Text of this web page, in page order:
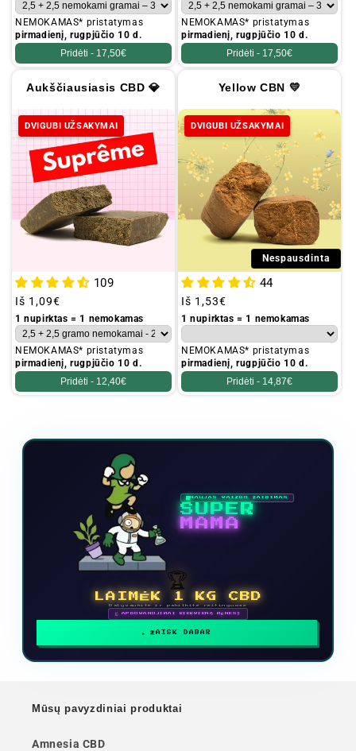
NEMOKAMAS* pristatymas
pirmadienį, rugpjūčio 10 d.
Pridėti - 17,50€
NEMOKAMAS* pristatymas
pirmadienį, rugpjūčio 10 d.
Pridėti - 17,50€
Aukščiausiasis CBD 💎
DVIGUBI UŽSAKYMAI
109
Įprastinė
kaina
Iš 1,09€
1 nupirktas = 1 nemokamas
NEMOKAMAS* pristatymas
pirmadienį, rugpjūčio 10 d.
Pridėti - 12,40€
Yellow CBN 💛
DVIGUBI UŽSAKYMAI
Nespausdinta
44
Įprastinė
kaina
Iš 1,53€
1 nupirktas = 1 nemokamas
NEMOKAMAS* pristatymas
pirmadienį, rugpjūčio 10 d.
Pridėti - 14,87€
NAUJAS VAIZDO ŽAIDIMAS
SUPER
MAMA
🏆
LAIMĖK 1 KG CBD
Dalyvaukite ir pakilkite reitinguose
🗓 APDOVANOJIMAI KIEKVIENĄ MĖNESĮ
ŽAISK DABAR
Mūsų pavyzdiniai produktai
Amnesia CBD